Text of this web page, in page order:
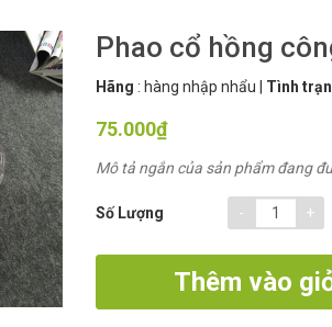
Phao cổ hồng
Hãng : hàng nhập nhẩu Tình
75.000₫
Mô tả ngắn của sản phẩm đang
Số Lượng - +
Thêm vào